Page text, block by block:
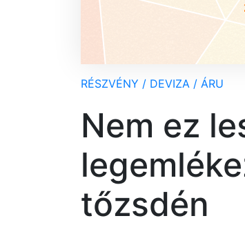
RÉSZVÉNY / DEVIZA / ÁRU
Nem ez
tőzsdén